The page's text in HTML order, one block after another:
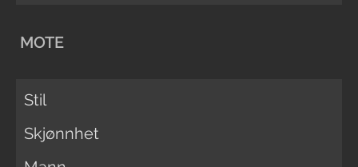
MOTE
Stil
Skjønnhet